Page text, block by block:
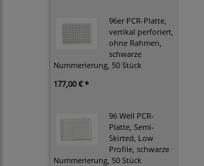
96er PCR-Platte,
vertikal perforiert,
ohne Rahmen,
schwarze
Nummerierung, 50 Stück
177,00 € *
96 Well PCR-
Platte, Semi-
Skirted, Low
Profile, schwarze
Nummerierung, 50 Stück